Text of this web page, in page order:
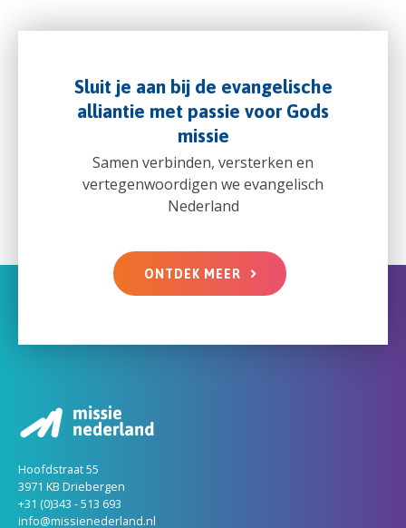
Sluit je aan bij de evangelische
alliantie met passie voor Gods
missie
Samen verbinden, versterken en
vertegenwoordigen we evangelisch
Nederland
ONTDEK MEER
Hoofdstraat 55
3971 KB Driebergen
+31 (0)343 - 513 693
info@missienederland.nl